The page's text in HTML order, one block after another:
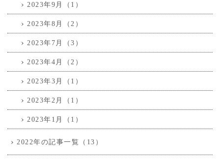
2023年9月（1）
2023年8月（2）
2023年7月（3）
2023年4月（2）
2023年3月（1）
2023年2月（1）
2023年1月（1）
2022年の記事一覧（13）